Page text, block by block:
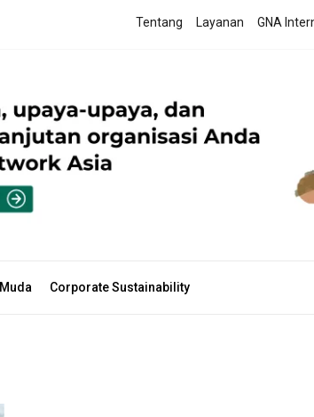
Tentang Layanan GNA
Muda Corporate Sustainability